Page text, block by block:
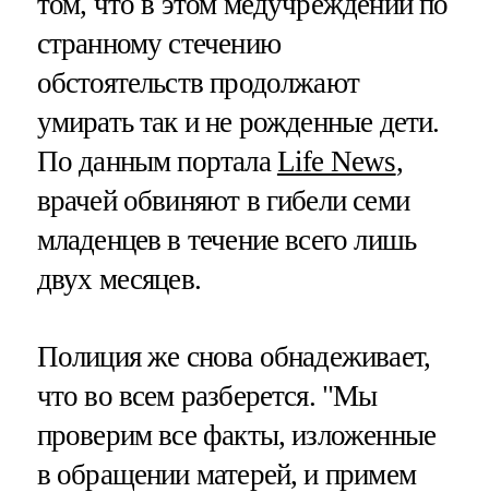
странному стечению
обстоятельств продолжают
умирать так и не рожденные дети.
По данным портала Life News,
врачей обвиняют в гибели семи
младенцев в течение всего лишь
двух месяцев.
Полиция же снова обнадеживает,
что во всем разберется. "Мы
проверим все факты, изложенные
в обращении матерей, и примем